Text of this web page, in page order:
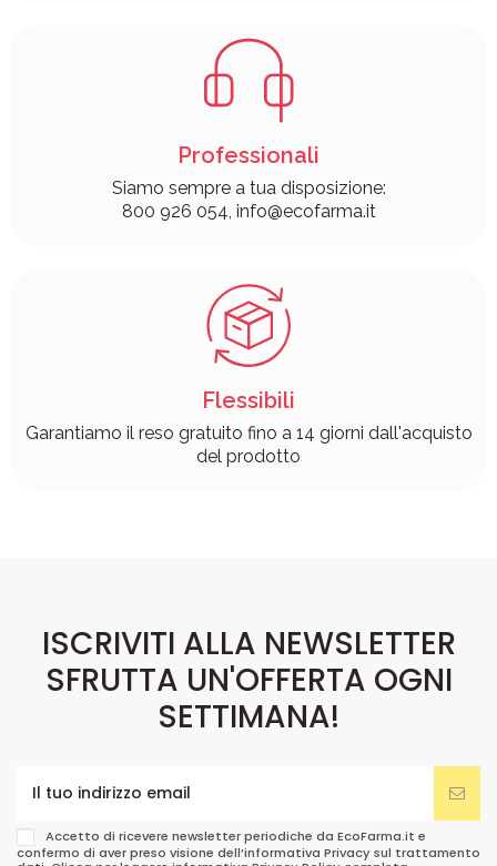
Professionali
Siamo sempre a tua disposizione:
800 926 054, info@ecofarma.it
Flessibili
Garantiamo il reso gratuito fino a 14 giorni dall'acquisto
del prodotto
ISCRIVITI ALLA NEWSLETTER
SFRUTTA UN'OFFERTA OGNI
SETTIMANA!
Accetto di ricevere newsletter periodiche da EcoFarma.it e
confermo di aver preso visione dell’informativa Privacy sul trattamento